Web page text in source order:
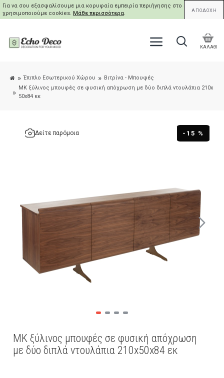
Για να σου εξασφαλίσουμε μια κορυφαία εμπειρία περιήγησης στο site μας,
χρησιμοποιούμε cookies. Μάθε περισσότερα. ΑΠΟΔΟΧΗ
ΚΑΛΑΘΙ
Έπιπλο Εσωτερικού Χώρου
Βιτρίνα - Μπουφές
MK ξύλινος μπουφές σε φυσική απόχρωση με δύο διπλά ντουλάπια 210x
50x84 εκ
-15 %
Δείτε παρόμοια
MK ξύλινος μπουφές σε φυσική απόχρωση
με δύο διπλά ντουλάπια 210x50x84 εκ